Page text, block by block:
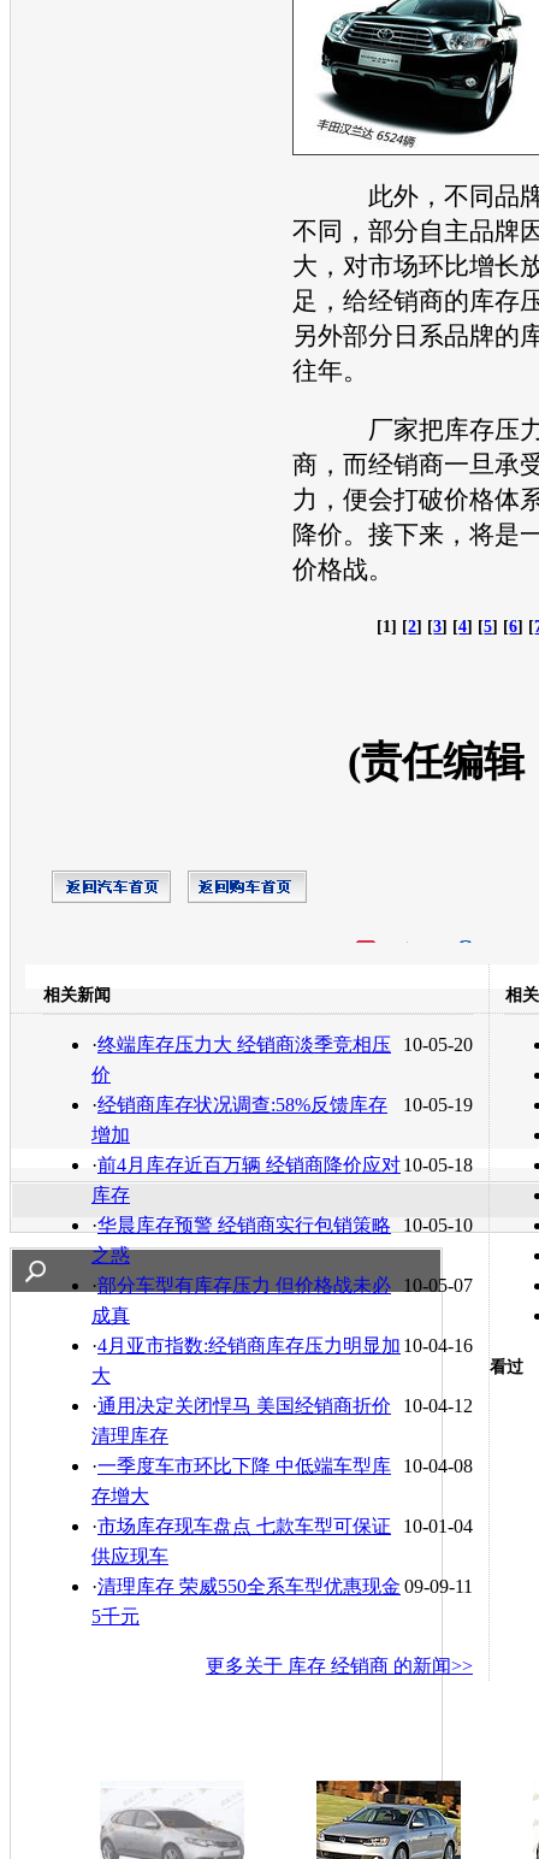
此外，不同品牌
不同，部分自主品牌
大，对市场环比增长
足，给经销商的库存
另外部分日系品牌的
往年。
厂家把库存压力
商，而经销商一旦承
力，便会打破价格体
降价。接下来，将是
价格战。
[1] [2] [3] [4] [5] [6] [
(责任编辑
转发至：
相关新闻
10-05-20
·终端库存压力大 经销商淡季竞相压
价
10-05-19
·经销商库存状况调查:58%反馈库存
增加
10-05-18
·前4月库存近百万辆 经销商降价应对
库存
10-05-10
·华晨库存预警 经销商实行包销策略
之惑
10-05-07
·部分车型有库存压力 但价格战未必
成真
10-04-16
·4月亚市指数:经销商库存压力明显加
大
10-04-12
·通用决定关闭悍马 美国经销商折价
清理库存
10-04-08
·一季度车市环比下降 中低端车型库
存增大
10-01-04
·市场库存现车盘点 七款车型可保证
供应现车
09-09-11
·清理库存 荣威550全系车型优惠现金
5千元
更多关于 库存 经销商 的新闻>>
相
看过